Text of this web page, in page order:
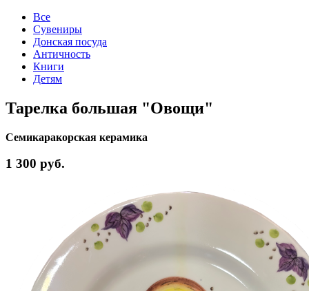
Все
Сувениры
Донская посуда
Античность
Книги
Детям
Тарелка большая "Овощи"
Семикаракорская керамика
1 300 руб.